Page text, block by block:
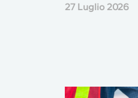
27 Luglio 2026